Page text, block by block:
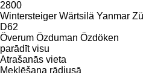
2800
Wintersteiger Wärtsilä Yanmar
D62
Överum Özduman Özdöken
parādīt visu
Atrašanās vieta
Meklēšana rādiusā